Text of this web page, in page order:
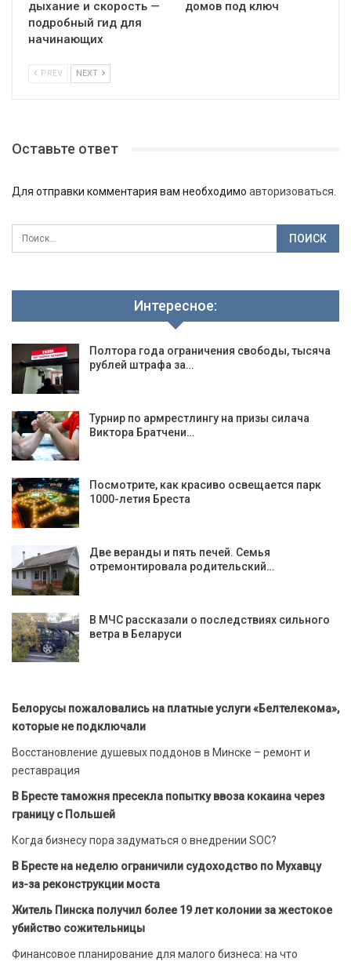
дыхание и скорость —
подробный гид для
начинающих
домов под ключ
PREV NEXT
Оставьте ответ
Для отправки комментария вам необходимо авторизоваться
Интересное:
Полтора года ограничения свободы, тысяча
рублей штрафа за…
Турнир по армрестлингу на призы силача
Виктора Братчени…
Посмотрите, как красиво освещается парк
1000-летия Бреста
Две веранды и пять печей. Семья
отремонтировала родительский…
В МЧС рассказали о последствиях сильного
ветра в Беларуси
Белорусы пожаловались на платные услуги «Белтелекома»,
которые не подключали
Восстановление душевых поддонов в Минске – ремонт и
реставрация
В Бресте таможня пресекла попытку ввоза кокаина через
границу с Польшей
Когда бизнесу пора задуматься о внедрении SOC?
В Бресте на неделю ограничили судоходство по Мухавцу
из-за реконструкции моста
Житель Пинска получил более 19 лет колонии за жестокое
убийство сожительницы
Финансовое планирование для малого бизнеса: на что